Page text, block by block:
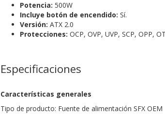
Potencia: 500W
Incluye botón de encendido: Sí.
Versión: ATX 2.0
Protecciones: OCP, OVP, UVP, SCP, OPP,
Especificaciones
Características generales
Tipo de producto: Fuente de alimentación SFX OEM